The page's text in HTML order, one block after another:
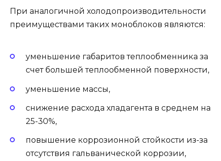
При аналогичной холодопроизводительности
преимуществами таких моноблоков являются:
уменьшение габаритов теплообменника за
счет большей теплообменной поверхности,
уменьшение массы,
снижение расхода хладагента в среднем на
25-30%,
повышение коррозионной стойкости из-за
отсутствия гальванической коррозии,